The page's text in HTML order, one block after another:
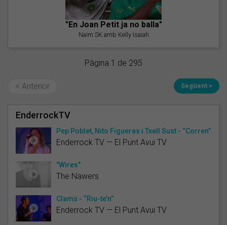
"En Joan Petit ja no balla"
Naim SK amb Kelly Isaiah
Pàgina 1 de 295
< Anterior Següent >
EnderrockTV
Pep Poblet, Nito Figueras i Txell Sust - “Corren”
Enderrock TV — El Punt Avui TV
"Wires"
The Nawers
Clams - “Riu-te’n”
Enderrock TV — El Punt Avui TV